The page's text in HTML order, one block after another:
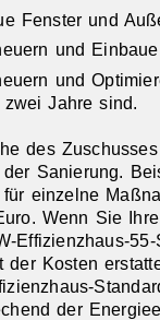
Fenster und
und
und
zwei Jahre sind.
des
der Sanierung.
für einzelne
Wenn Sie
Effizienzhaus-
der Kosten
der